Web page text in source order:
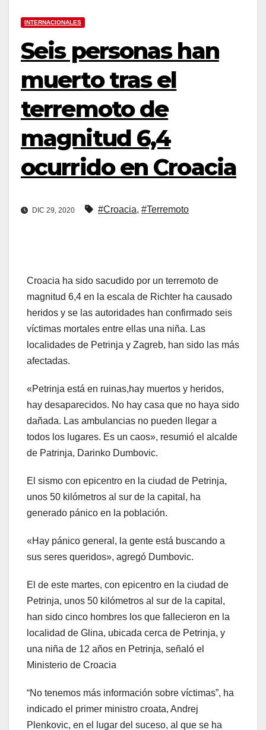
INTERNACIONALES
Seis personas han
muerto tras el
terremoto de
magnitud 6,4
ocurrido en Croacia
DIC 29, 2020 #Croacia, #Terremoto
Croacia ha sido sacudido por un terremoto de
magnitud 6,4 en la escala de Richter ha causado
heridos y se las autoridades han confirmado seis
víctimas mortales entre ellas una niña. Las
localidades de Petrinja y Zagreb, han sido las más
afectadas.
«Petrinja está en ruinas,hay muertos y heridos,
hay desaparecidos. No hay casa que no haya sido
dañada. Las ambulancias no pueden llegar a
todos los lugares. Es un caos», resumió el alcalde
de Patrinja, Darinko Dumbovic.
El sismo con epicentro en la ciudad de Petrinja,
unos 50 kilómetros al sur de la capital, ha
generado pánico en la población.
«Hay pánico general, la gente está buscando a
sus seres queridos», agregó Dumbovic.
El de este martes, con epicentro en la ciudad de
Petrinja, unos 50 kilómetros al sur de la capital,
han sido cinco hombres los que fallecieron en la
localidad de Glina, ubicada cerca de Petrinja, y
una niña de 12 años en Petrinja, señaló el
Ministerio de Croacia
“No tenemos más información sobre víctimas”, ha
indicado el primer ministro croata, Andrej
Plenkovic, en el lugar del suceso, al que se ha